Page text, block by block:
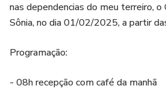
nas dependencias do meu terreiro, o
Sônia, no dia 01/02/2025, a partir
Programação:
- 08h recepção com café da manhã